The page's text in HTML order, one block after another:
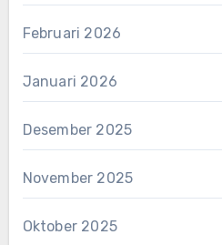
Februari 2026
Januari 2026
Desember 2025
November 2025
Oktober 2025